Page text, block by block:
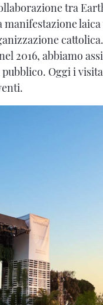
tra
2016, abbiamo
Oggi i